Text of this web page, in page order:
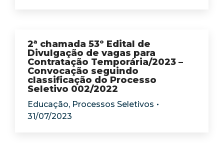
2ª chamada 53º Edital de
Divulgação de vagas para
Contratação Temporária/2023 –
Convocação seguindo
classificação do Processo
Seletivo 002/2022
Educação, Processos Seletivos
31/07/2023